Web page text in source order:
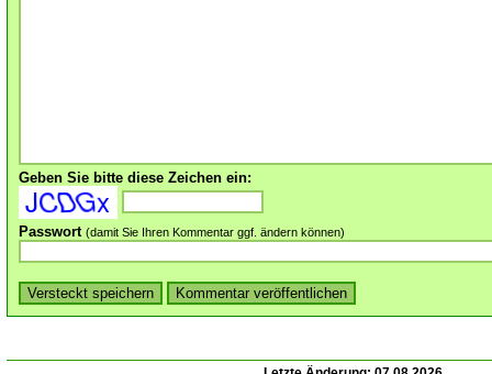
Geben Sie bitte diese Zeichen ein:
Passwort (damit Sie Ihren Kommentar ggf. ändern können)